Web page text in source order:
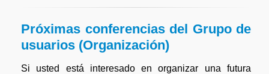
Próximas conferencias del Grupo de
usuarios (Organización)
Si usted está interesado en organizar una futura